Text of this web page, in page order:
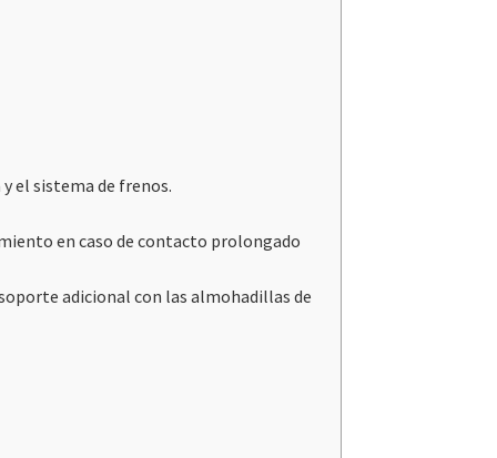
el sistema de frenos.
en caso de contacto prolongado
adicional con las almohadillas de